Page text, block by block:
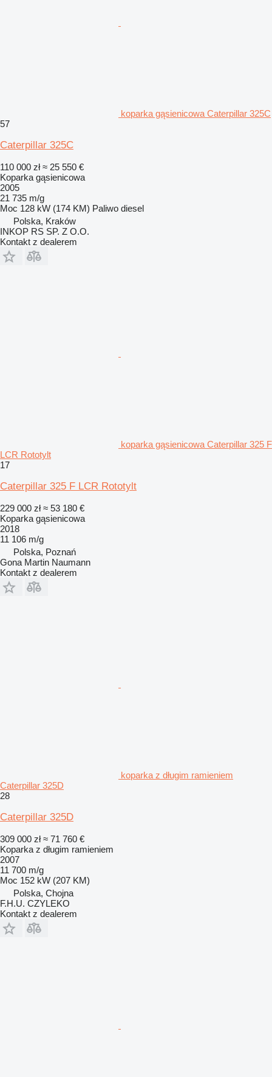
koparka gąsienicowa Caterpillar 325C
57
Caterpillar 325C
110 000 zł ≈ 25 550 €
Koparka gąsienicowa
2005
21 735 m/g
Moc 128 kW (174 KM) Paliwo diesel
Polska, Kraków
INKOP RS SP. Z O.O.
Kontakt z dealerem
koparka gąsienicowa Caterpillar 325 F
LCR Rototylt
17
Caterpillar 325 F LCR Rototylt
229 000 zł ≈ 53 180 €
Koparka gąsienicowa
2018
11 106 m/g
Polska, Poznań
Gona Martin Naumann
Kontakt z dealerem
koparka z długim ramieniem
Caterpillar 325D
28
Caterpillar 325D
309 000 zł ≈ 71 760 €
Koparka z długim ramieniem
2007
11 700 m/g
Moc 152 kW (207 KM)
Polska, Chojna
F.H.U. CZYLEKO
Kontakt z dealerem